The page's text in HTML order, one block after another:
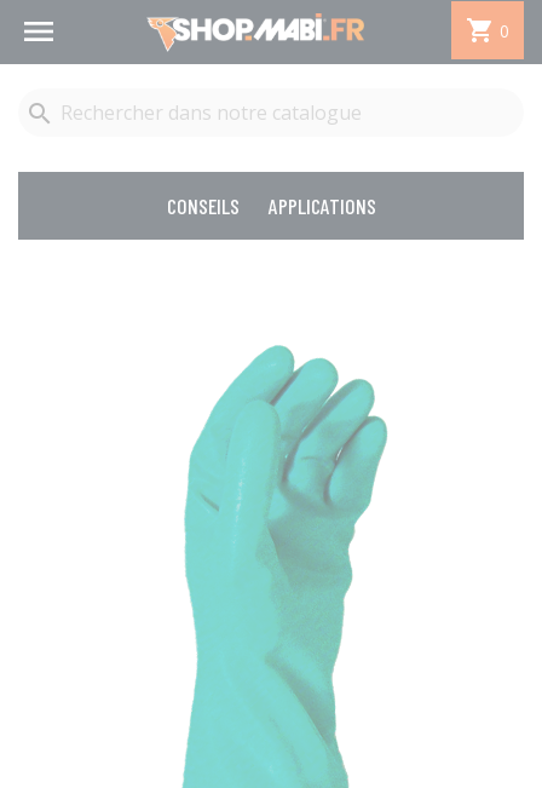
  0

CONSEILS APPLICATIONS